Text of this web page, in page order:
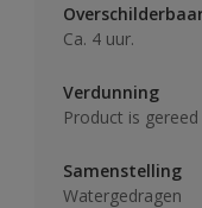
Ca. 4 uur.
Verdunning
Product is
Samenstelling
Watergedragen